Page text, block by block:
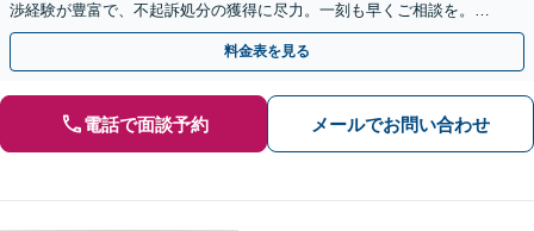
渉経験が豊富で、不起訴処分の獲得に尽力。一刻も早くご相談を。電
話・web面談は初回相談30分無料です。
料金表を見る
電話で面談予約 メールでお問い合わせ